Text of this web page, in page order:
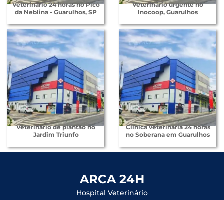
Veterinário 24 horas no Pico
da Neblina - Guarulhos, SP
Veterinário urgente no
Inocoop, Guarulhos
Veterinário de plantão no
Jardim Triunfo
Clínica veterinária 24 horas
no Soberana em Guarulhos
ARCA 24H
Hospital Veterinário